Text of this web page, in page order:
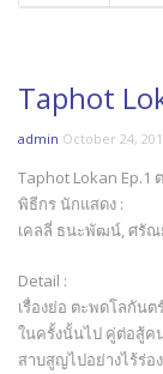
Taphot
admin October 24,
Taphot Lokan Ep.1
พิธีกร นักแสดง :
เคลลี่ ธนะพัฒน์, ศรั
Detail :
เรื่องย่อ ตะพดโลกัน
ในครั้งนั้นไป คู่ต่อสู้ค
สาบสูญไปอย่างไร้ร่